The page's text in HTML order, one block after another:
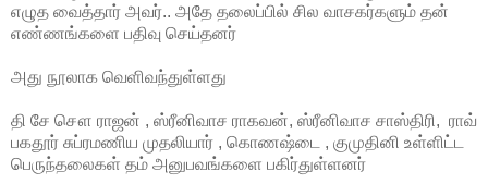
எழுத வைத்தார் அவர்.. அதே தலைப்பில் சில வாசகர்களும் தன்
எண்ணங்களை பதிவு செய்தனர்
அது நூலாக வெளிவந்துள்ளது
தி சே சௌ ராஜன் , ஸ்ரீனிவாச ராகவன், ஸ்ரீனிவாச சாஸ்திரி, ராவ்
பகதூர் சுப்ரமணிய முதலியார் , கொணஷ்டை , குமுதினி உள்ளிட்ட
பெருந்தலைகள் தம் அனுபவங்களை பகிர்துள்ளனர்